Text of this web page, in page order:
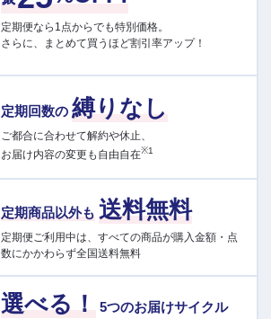
定期便なら1点からでも特別価格。
さらに、まとめて買うほど割引率アップ！
定期回数の 縛りなし
ご都合に合わせて解約や休止、
お届け内容の変更も自由自在※1
定期商品以外も 送料無料
定期便ご利用中は、すべての商品が購入金額・点
数にかかわらず全国送料無料
選べる！ 5つのお届けサイクル